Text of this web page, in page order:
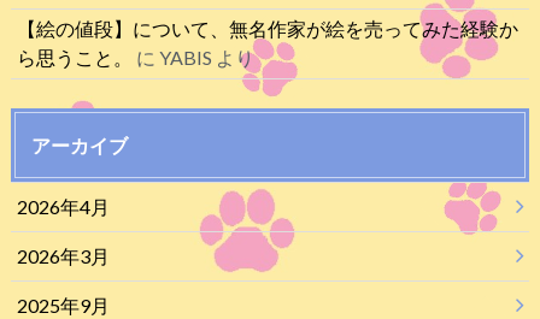
【絵の値段】について、無名作家が絵を売ってみた経験か
ら思うこと。
に YABIS より
アーカイブ
2026年4月
2026年3月
2025年9月